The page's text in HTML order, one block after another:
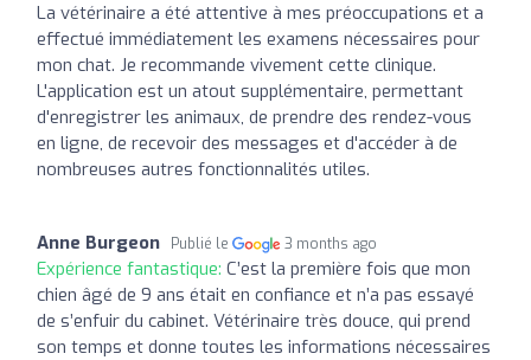
La vétérinaire a été attentive à mes préoccupations et a
effectué immédiatement les examens nécessaires pour
mon chat. Je recommande vivement cette clinique.
L'application est un atout supplémentaire, permettant
d'enregistrer les animaux, de prendre des rendez-vous
en ligne, de recevoir des messages et d'accéder à de
nombreuses autres fonctionnalités utiles.
Anne Burgeon Publié le 3 months ago
Expérience fantastique: C’est la première fois que mon
chien âgé de 9 ans était en confiance et n’a pas essayé
de s’enfuir du cabinet. Vétérinaire très douce, qui prend
son temps et donne toutes les informations nécessaires